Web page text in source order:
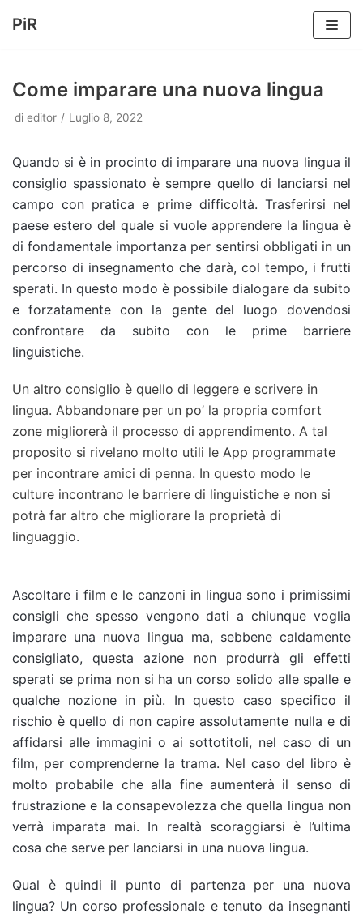
contenuto
PiR
Come imparare una nuova lingua
di editor Luglio 8, 2022
Quando si è in procinto di imparare una nuova lingua il
consiglio spassionato è sempre quello di lanciarsi nel
campo con pratica e prime difficoltà. Trasferirsi nel
paese estero del quale si vuole apprendere la lingua è
di fondamentale importanza per sentirsi obbligati in un
percorso di insegnamento che darà, col tempo, i frutti
sperati. In questo modo è possibile dialogare da subito
e forzatamente con la gente del luogo dovendosi
confrontare da subito con le prime barriere
linguistiche.
Un altro consiglio è quello di leggere e scrivere in
lingua. Abbandonare per un po’ la propria comfort
zone migliorerà il processo di apprendimento. A tal
proposito si rivelano molto utili le App programmate
per incontrare amici di penna. In questo modo le
culture incontrano le barriere di linguistiche e non si
potrà far altro che migliorare la proprietà di
linguaggio.
Ascoltare i film e le canzoni in lingua sono i primissimi
consigli che spesso vengono dati a chiunque voglia
imparare una nuova lingua ma, sebbene caldamente
consigliato, questa azione non produrrà gli effetti
sperati se prima non si ha un corso solido alle spalle e
qualche nozione in più. In questo caso specifico il
rischio è quello di non capire assolutamente nulla e di
affidarsi alle immagini o ai sottotitoli, nel caso di un
film, per comprenderne la trama. Nel caso del libro è
molto probabile che alla fine aumenterà il senso di
frustrazione e la consapevolezza che quella lingua non
verrà imparata mai. In realtà scoraggiarsi è l’ultima
cosa che serve per lanciarsi in una nuova lingua.
Qual è quindi il punto di partenza per una nuova
lingua? Un corso professionale e tenuto da insegnanti